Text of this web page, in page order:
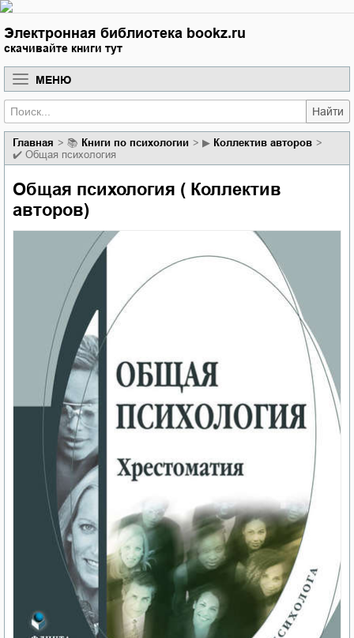
Электронная библиотека bookz.ru
скачивайте книги тут
МЕНЮ
Найти
Главная 📚 книги по психологии ▶ Коллектив авторов
✔️ Общая психология
Общая психология ( Коллектив
авторов)